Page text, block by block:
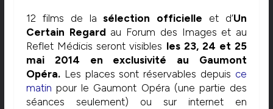
12 films de lasélection officielle et d’Un
Certain Regard au Forum des Images et au
Reflet Médicis seront visibles les 23, 24 et 25
mai 2014 en exclusivité au Gaumont
Opéra.Les places sont réservables depuis ce
matin pour le Gaumont Opéra (une partie des
séances seulement) ou sur internet en